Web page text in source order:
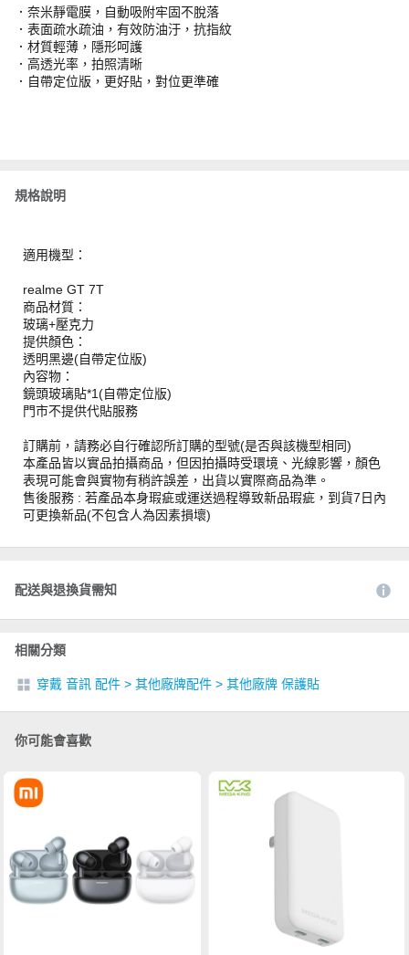
．奈米靜電膜，自動吸附牢固不脫落
．表面疏水疏油，有效防油汙，抗指紋
．材質輕薄，隱形呵護
．高透光率，拍照清晰
．自帶定位版，更好貼，對位更準確
規格說明
適用機型：
realme GT 7T
商品材質：
玻璃+壓克力
提供顏色：
透明黑邊(自帶定位版)
內容物：
鏡頭玻璃貼*1(自帶定位版)
門市不提供代貼服務
訂購前，請務必自行確認所訂購的型號(是否與該機型相同)
本產品皆以實品拍攝商品，但因拍攝時受環境、光線影響，顏色
表現可能會與實物有稍許誤差，出貨以實際商品為準。
售後服務 : 若產品本身瑕疵或運送過程導致新品瑕疵，到貨7日內
可更換新品(不包含人為因素損壞)
配送與退換貨需知
相關分類
穿戴 音訊 配件 > 其他廠牌配件 > 其他廠牌 保護貼
你可能會喜歡